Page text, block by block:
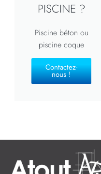
PISCINE ?
Piscine béton ou
piscine coque
Contactez-
nous !